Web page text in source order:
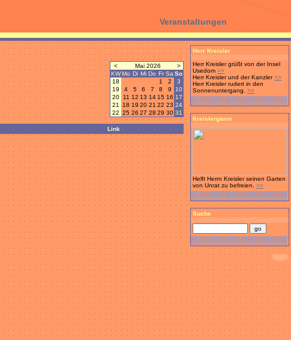
Veranstaltungen
< Mai 2026
>
KWMo Di Mi Do Fr Sa So
18
1 2
3
19
4 5 6 7 8 9
10
20
11 12 13 14 15 16 17
21
18 19 20 21 22 23 24
22 25 26 27 28 29 30 31
Link
Herr Kreisler
Herr Kreisler grüßt von der Insel
Usedom >>
Herr Kreisler und der Kanzler>>
Herr Kreisler rudert in den
Sonnenuntergang. >>
Kreislergame
Helft Herrn Kreisler seinen Garten
von Unrat zu befreien. >>
Suche